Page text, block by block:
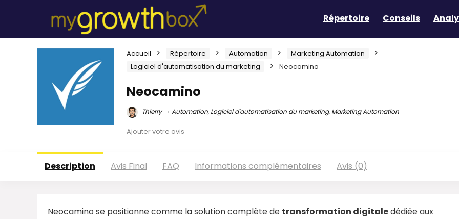
Répertoire Conseils
Accueil Répertoire Automation
Marketing Automation
Logiciel d'automatisation du marketing
Neocamino
Neocamino
Thierry Automation, Logiciel d'automatisation du marketing, Marketing Automation
Ajouter votre avis
Description Avis Final FAQ Informations complémentaires Avis (0)
Neocamino se positionne comme la solution complète de transformation digitaledédiée aux